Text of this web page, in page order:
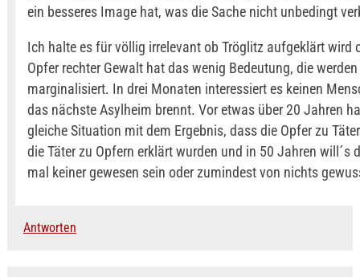
ein besseres Image hat, was die Sache nicht unbedingt
Ich halte es für völlig irrelevant ob Tröglitz aufgeklärt wird
Opfer rechter Gewalt hat das wenig Bedeutung, die
marginalisiert. In drei Monaten interessiert es keinen
das nächste Asylheim brennt. Vor etwas über 20 Jahren
gleiche Situation mit dem Ergebnis, dass die Opfer zu
die Täter zu Opfern erklärt wurden und in 50 Jahren will´s
mal keiner gewesen sein oder zumindest von nichts
Antworten